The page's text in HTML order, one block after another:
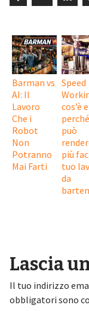
Barman vs
AI: Il
Lavoro
Che i
Robot
Non
Potranno
Mai Farti
Speed
cos’è e
perché
può
più
tuo
da
Lascia
Il tuo indirizzo
obbligatori sono